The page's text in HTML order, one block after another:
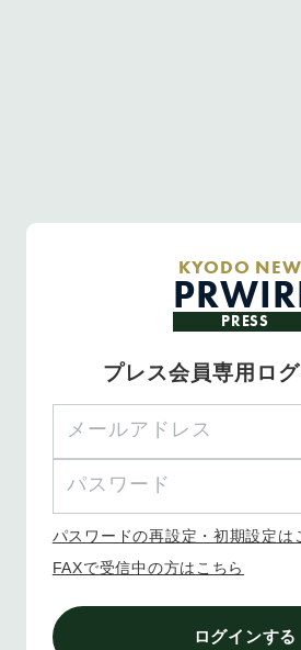
KYODO
PRESS
プレス会員専用ロ
パスワードの再設定・初期設定は
FAXで受信中の方はこちら
ログインする